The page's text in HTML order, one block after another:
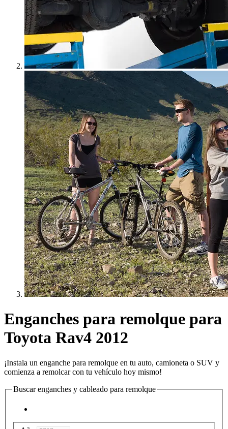
Enganches para remolque para
Toyota Rav4 2012
¡Instala un enganche para remolque en tu auto, camioneta o SUV y
comienza a remolcar con tu vehículo hoy mismo!
Buscar enganches y cableado para remolque